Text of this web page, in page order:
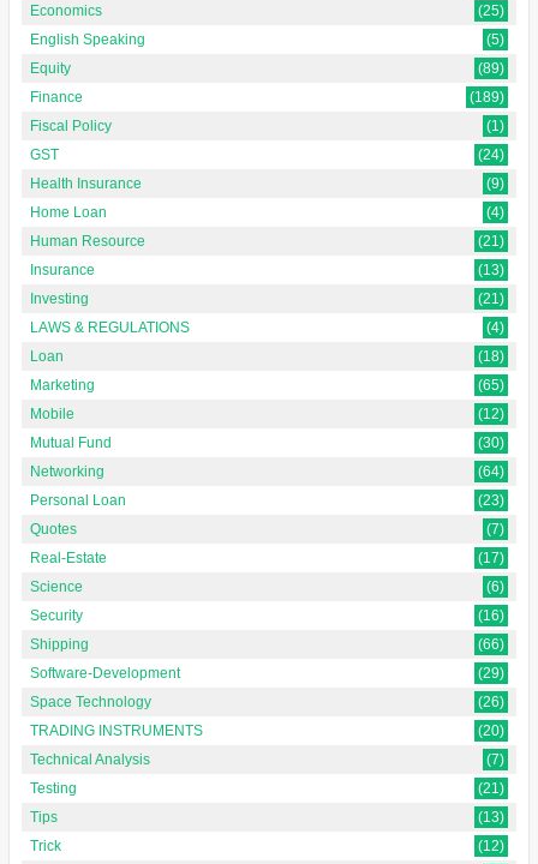
Economics
(25)
English Speaking
(5)
Equity
(89)
Finance
(189)
Fiscal Policy
(1)
GST
(24)
Health Insurance
(9)
Home Loan
(4)
Human Resource
(21)
Insurance
(13)
Investing
(21)
LAWS & REGULATIONS
(4)
Loan
(18)
Marketing
(65)
Mobile
(12)
Mutual Fund
(30)
Networking
(64)
Personal Loan
(23)
Quotes
(7)
Real-Estate
(17)
Science
(6)
Security
(16)
Shipping
(66)
Software-Development
(29)
Space Technology
(26)
TRADING INSTRUMENTS
(20)
Technical Analysis
(7)
Testing
(21)
Tips
(13)
Trick
(12)